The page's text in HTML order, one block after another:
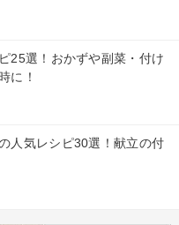
25選！おかずや副菜・付け
に！
人気レシピ30選！献立の付